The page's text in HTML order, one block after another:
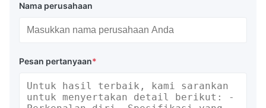
Nama perusahaan
Pesan pertanyaan*